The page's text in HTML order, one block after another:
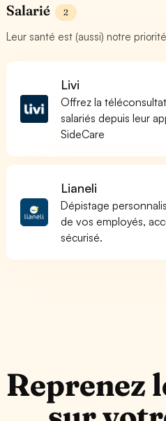
Salarié 2
Leur santé est (aussi) notre
Livi
Offrez la
salariés depuis leur
SideCare
Lianeli
Dépistage
de vos employés,
sécurisé.
Reprenez